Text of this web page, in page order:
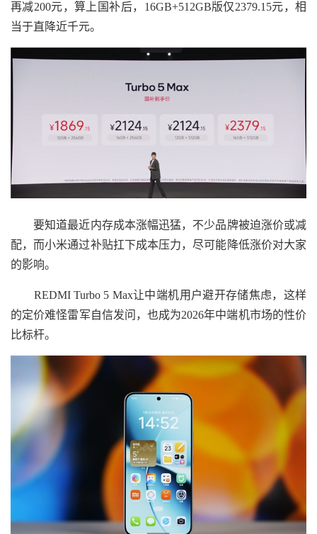
再减200元，算上国补后，16GB+512GB版仅2379.15元，相
当于直降近千元。
要知道最近内存成本涨幅迅猛，不少品牌被迫涨价或减
配，而小米通过补贴扛下成本压力，尽可能降低涨价对大家
的影响。
REDMI Turbo 5 Max让中端机用户避开存储焦虑，这样
的定价难怪雷军自信发问，也成为2026年中端机市场的性价
比标杆。